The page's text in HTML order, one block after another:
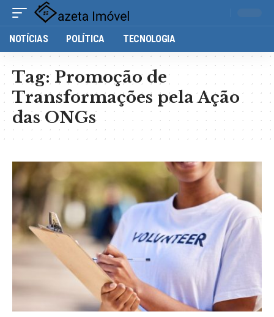
NOTÍCIAS POLÍTICA TECNOLOGIA
Tag: Promoção de
Transformações pela Ação
das ONGs